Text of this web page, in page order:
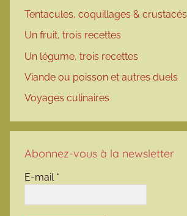
Tentacules, coquillages & crustacés
Un fruit, trois recettes
Un légume, trois recettes
Viande ou poisson et autres duels
Voyages culinaires
Abonnez-vous à la newsletter
E-mail *